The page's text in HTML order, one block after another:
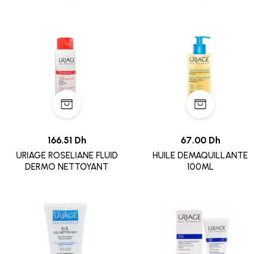
166.51 Dh
URIAGE ROSELIANE FLUID
DERMO NETTOYANT
67.00 Dh
HUILE DEMAQUILLANTE
100ML